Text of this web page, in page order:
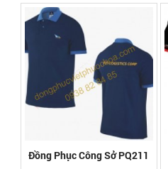
Đồng Phục Công Sở PQ211